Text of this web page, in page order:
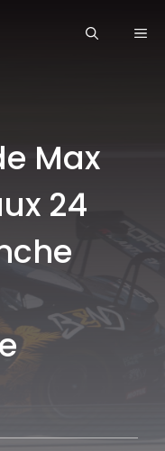
Max
24